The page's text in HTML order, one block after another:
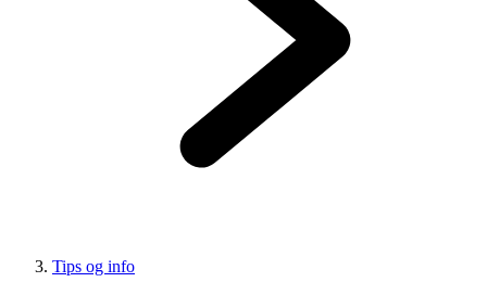
Tips og info